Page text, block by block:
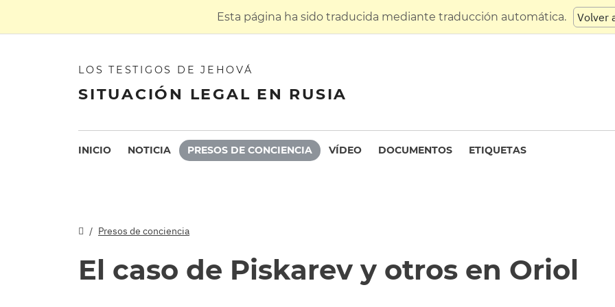
Esta página ha sido traducida mediante traducción automática. Volver
LOS TESTIGOS DE JEHOVÁ
SITUACIÓN LEGAL EN RUSIA
INICIO NOTICIA PRESOS DE CONCIENCIA VÍDEO DOCUMENTOS ETIQUETAS
Presos de conciencia
El caso de Piskarev y otros en Oriol